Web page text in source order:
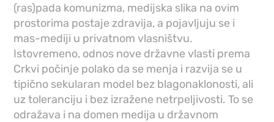
(ras)pada komunizma, medijska slika na ovim
prostorima postaje zdravija, a pojavljuju se i
mas-mediji u privatnom vlasništvu.
Istovremeno, odnos nove državne vlasti prema
Crkvi počinje polako da se menja i razvija se u
tipično sekularan model bez blagonaklonosti, ali
uz toleranciju i bez izražene netrpeljivosti. To se
odražava i na domen medija u državnom